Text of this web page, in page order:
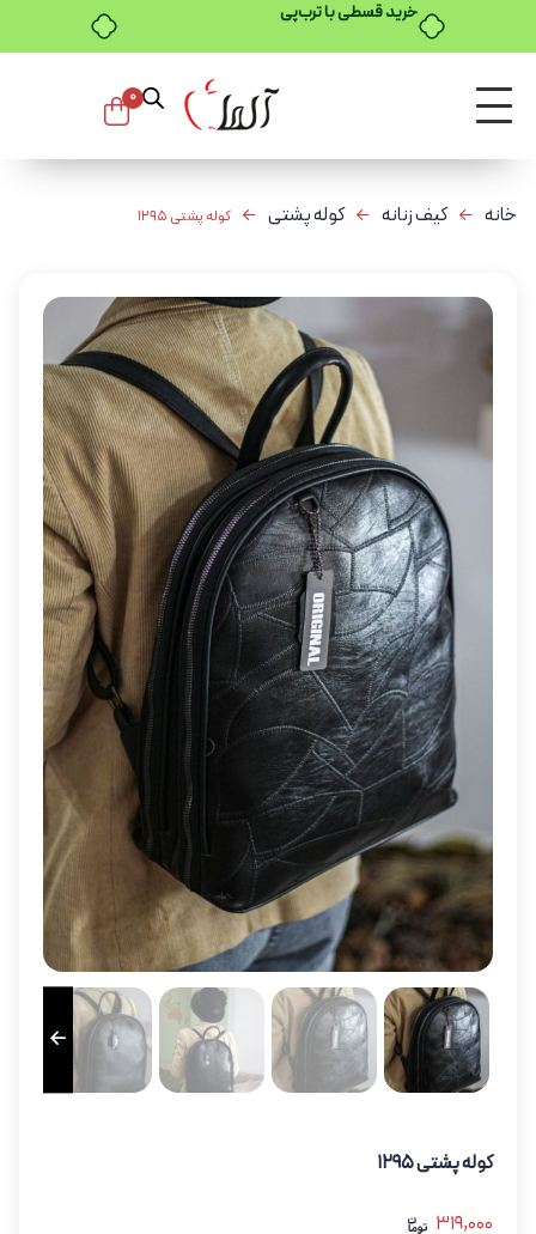
خرید قسطی با ترب‌پی
0
خانه کیف زنانه کوله پشتی کوله پشتی 1295
کوله پشتی 1295
319,000